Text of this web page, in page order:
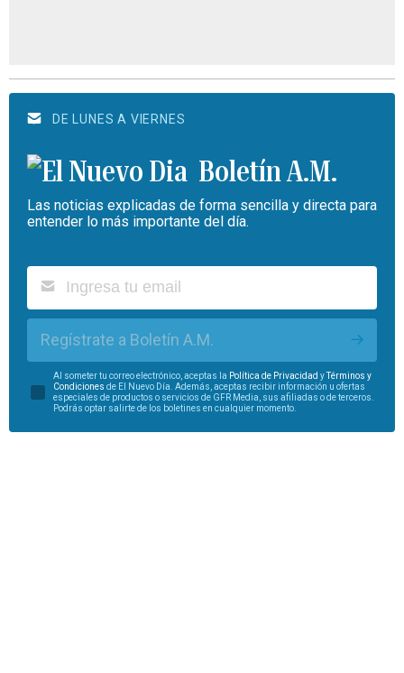
DE LUNES A VIERNES
Boletín A.M.
Las noticias explicadas de forma sencilla y directa para
entender lo más importante del día.
Regístrate a Boletín A.M.
Al someter tu correo electrónico, aceptas la Política de Privacidad yTérminos y
Condiciones de El Nuevo Día. Además, aceptas recibir información u ofertas
especiales de productos o servicios de GFR Media, sus afiliadas o de terceros.
Podrás optar salirte de los boletines en cualquier momento.